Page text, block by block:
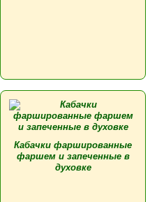
Кабачки фаршированные
фаршем и запеченные в
духовке